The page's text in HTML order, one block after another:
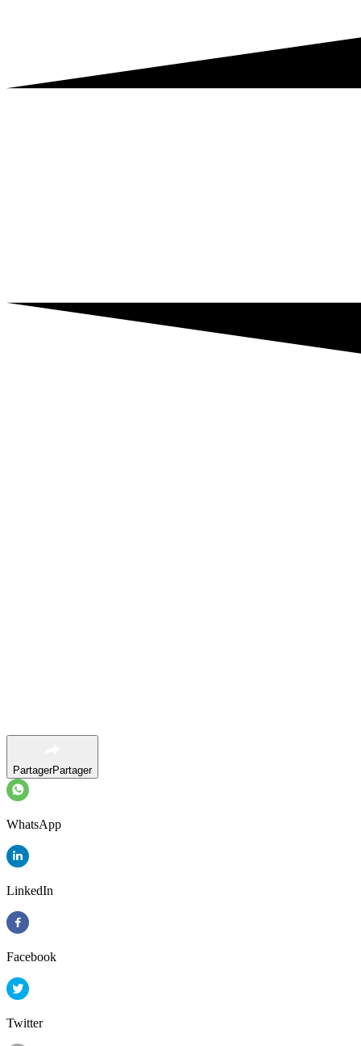
PartagerPartager
WhatsApp
LinkedIn
Facebook
Twitter